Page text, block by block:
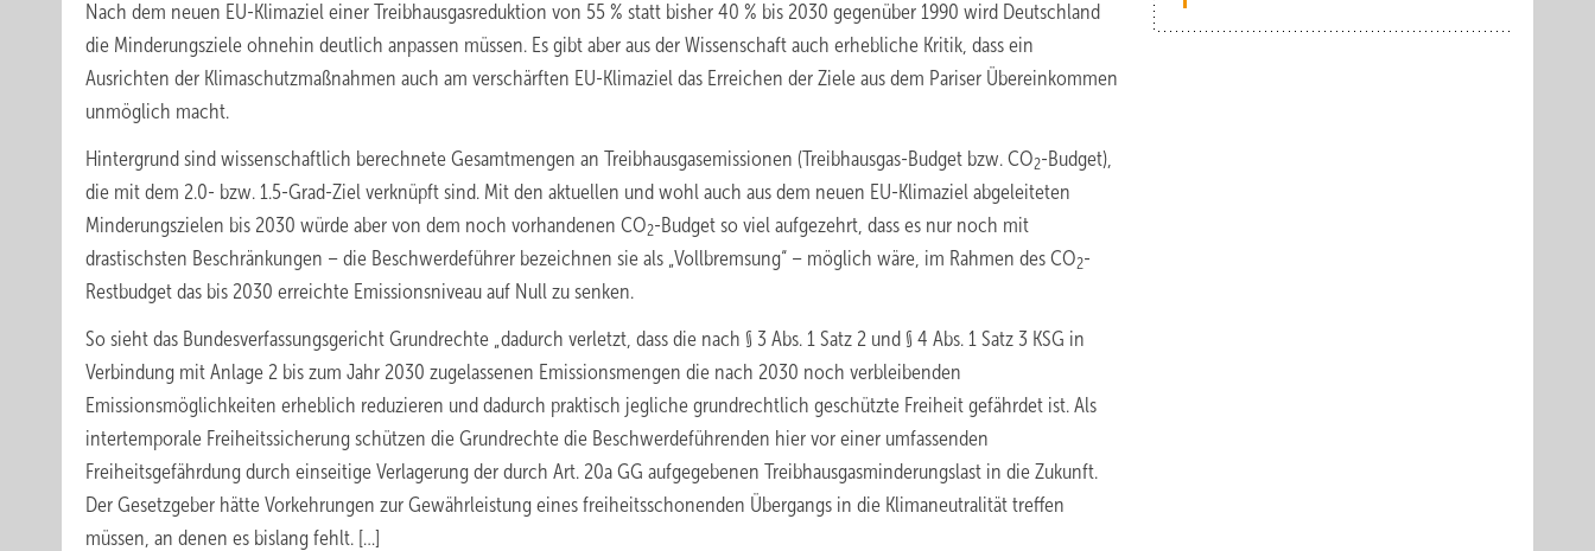
Nach dem neuen EU-Klimaziel einer Treibhausgasreduktion von 55 % statt bisher 40 % bis 2030 gegenüber 1990 wird Deutschland
die Minderungsziele ohnehin deutlich anpassen müssen. Es gibt aber aus der Wissenschaft auch erhebliche Kritik, dass ein
Ausrichten der Klimaschutzmaßnahmen auch am verschärften EU-Klimaziel das Erreichen der Ziele aus dem Pariser Übereinkommen
unmöglich macht.
Hintergrund sind wissenschaftlich berechnete Gesamtmengen an Treibhausgasemissionen (Treibhausgas-Budget bzw. CO2-Budget),
die mit dem 2.0- bzw. 1.5-Grad-Ziel verknüpft sind. Mit den aktuellen und wohl auch aus dem neuen EU-Klimaziel abgeleiteten
Minderungszielen bis 2030 würde aber von dem noch vorhandenen CO2-Budget so viel aufgezehrt, dass es nur noch mit
drastischsten Beschränkungen – die Beschwerdeführer bezeichnen sie als „Vollbremsung“ – möglich wäre, im Rahmen des CO2-
Restbudget das bis 2030 erreichte Emissionsniveau auf Null zu senken.
So sieht das Bundesverfassungsgericht Grundrechte „dadurch verletzt, dass die nach § 3 Abs. 1 Satz 2 und § 4 Abs. 1 Satz 3 KSG in
Verbindung mit Anlage 2 bis zum Jahr 2030 zugelassenen Emissionsmengen die nach 2030 noch verbleibenden
Emissionsmöglichkeiten erheblich reduzieren und dadurch praktisch jegliche grundrechtlich geschützte Freiheit gefährdet ist. Als
intertemporale Freiheitssicherung schützen die Grundrechte die Beschwerdeführenden hier vor einer umfassenden
Freiheitsgefährdung durch einseitige Verlagerung der durch Art. 20a GG aufgegebenen Treibhausgasminderungslast in die Zukunft.
Der Gesetzgeber hätte Vorkehrungen zur Gewährleistung eines freiheitsschonenden Übergangs in die Klimaneutralität treffen
müssen, an denen es bislang fehlt. […]